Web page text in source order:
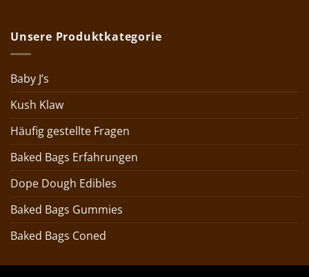
Unsere Produktkategorie
Baby J’s
Kush Klaw
Häufig gestellte Fragen
Baked Bags Erfahrungen
Dope Dough Edibles
Baked Bags Gummies
Baked Bags Coned